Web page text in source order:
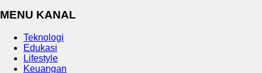
MENU KANAL
Teknologi
Edukasi
Lifestyle
Keuangan